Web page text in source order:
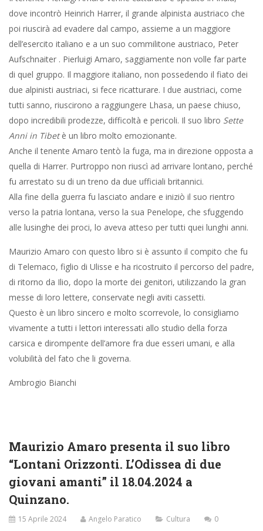
dove incontrò Heinrich Harrer, il grande alpinista austriaco che
poi riuscirà ad evadere dal campo, assieme a un maggiore
dell’esercito italiano e a un suo commilitone austriaco, Peter
Aufschnaiter . Pierluigi Amaro, saggiamente non volle far parte
di quel gruppo. Il maggiore italiano, non possedendo il fiato dei
due alpinisti austriaci, si fece ricatturare. I due austriaci, come
tutti sanno, riuscirono a raggiungere Lhasa, un paese chiuso,
dopo incredibili prodezze, difficoltà e pericoli. Il suo libro Sette
Anni in Tibetè un libro molto emozionante.
Anche il tenente Amaro tentò la fuga, ma in direzione opposta a
quella di Harrer. Purtroppo non riuscì ad arrivare lontano, perché
fu arrestato su di un treno da due ufficiali britannici.
Alla fine della guerra fu lasciato andare e iniziò il suo rientro
verso la patria lontana, verso la sua Penelope, che sfuggendo
alle lusinghe dei proci, lo aveva atteso per tutti quei lunghi anni.
Maurizio Amaro con questo libro si è assunto il compito che fu
di Telemaco, figlio di Ulisse e ha ricostruito il percorso del padre,
di ritorno da Ilio, dopo la morte dei genitori, utilizzando la gran
messe di loro lettere, conservate negli aviti cassetti.
Questo è un libro sincero e molto scorrevole, lo consigliamo
vivamente a tutti i lettori interessati allo studio della forza
carsica e dirompente dell’amore fra due esseri umani, e alla
volubilità del fato che li governa.
Ambrogio Bianchi
Maurizio Amaro presenta il suo libro
“Lontani Orizzonti. L’Odissea di due
giovani amanti” il 18.04.2024 a
Quinzano.
15 Aprile 2024 Angelo Paratico Cultura 0